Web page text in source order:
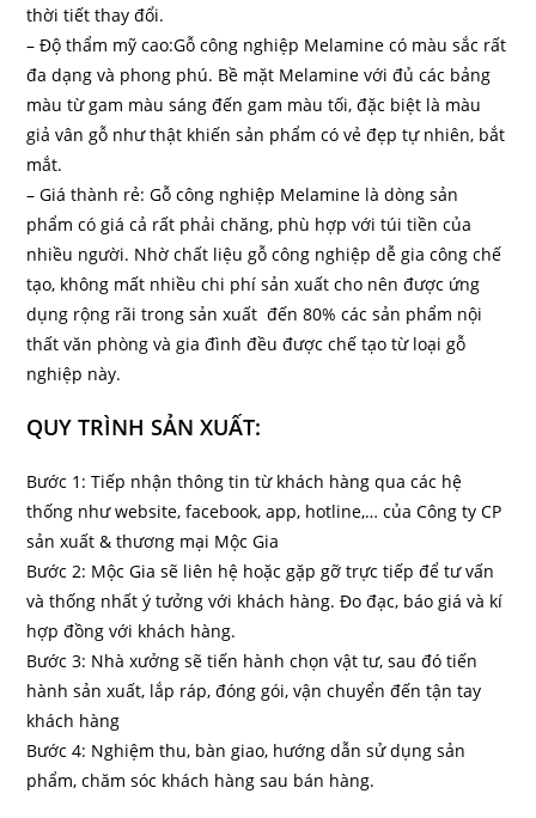
thời tiết thay đổi.
– Độ thẩm mỹ cao:Gỗ công nghiệp Melamine có màu sắc rất
đa dạng và phong phú. Bề mặt Melamine với đủ các bảng
màu từ gam màu sáng đến gam màu tối, đặc biệt là màu
giả vân gỗ như thật khiến sản phẩm có vẻ đẹp tự nhiên, bắt
mắt.
– Giá thành rẻ: Gỗ công nghiệp Melamine là dòng sản
phẩm có giá cả rất phải chăng, phù hợp với túi tiền của
nhiều người. Nhờ chất liệu gỗ công nghiệp dễ gia công chế
tạo, không mất nhiều chi phí sản xuất cho nên được ứng
dụng rộng rãi trong sản xuất đến 80% các sản phẩm nội
thất văn phòng và gia đình đều được chế tạo từ loại gỗ
nghiệp này.
QUY TRÌNH SẢN XUẤT:
Bước 1: Tiếp nhận thông tin từ khách hàng qua các hệ
thống như website, facebook, app, hotline,… của Công ty CP
sản xuất & thương mại Mộc Gia
Bước 2: Mộc Gia sẽ liên hệ hoặc gặp gỡ trực tiếp để tư vấn
và thống nhất ý tưởng với khách hàng. Đo đạc, báo giá và kí
hợp đồng với khách hàng.
Bước 3: Nhà xưởng sẽ tiến hành chọn vật tư, sau đó tiến
hành sản xuất, lắp ráp, đóng gói, vận chuyển đến tận tay
khách hàng
Bước 4: Nghiệm thu, bàn giao, hướng dẫn sử dụng sản
phẩm, chăm sóc khách hàng sau bán hàng.